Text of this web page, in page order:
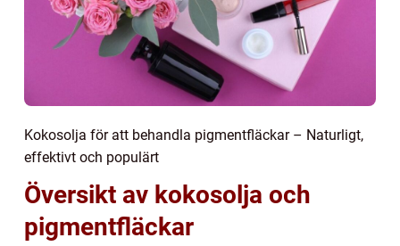
Kokosolja för att behandla pigmentfläckar – Naturligt,
effektivt och populärt
Översikt av kokosolja och
pigmentfläckar